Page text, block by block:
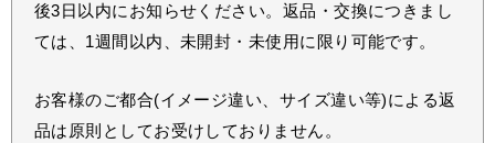
後3日以内にお知らせください。返品・交換につきまし
ては、1週間以内、未開封・未使用に限り可能です。
お客様のご都合(イメージ違い、サイズ違い等)による返
品は原則としてお受けしておりません。